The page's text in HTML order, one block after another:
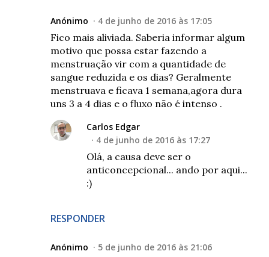
Anónimo 4 de junho de 2016 às 17:05
Fico mais aliviada. Saberia informar algum
motivo que possa estar fazendo a
menstruação vir com a quantidade de
sangue reduzida e os dias? Geralmente
menstruava e ficava 1 semana,agora dura
uns 3 a 4 dias e o fluxo não é intenso .
RESPONDER
Carlos Edgar
4 de junho de 2016 às 17:27
Olá, a causa deve ser o
anticoncepcional... ando por aqui...
:)
Anónimo 5 de junho de 2016 às 21:06